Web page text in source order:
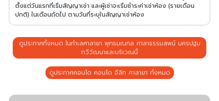
ตั้งแต่วันแรกที่เริ่มสัญญาเช่า และผู้เช่าจะเริ่มชำระค่าเช่าห้อง (รายเดือน
ปกติ) ในเดือนถัดไป ตามวันที่ระบุในสัญญาเช่าห้อง
ดูประกาศทั้งหมด ในทำเลศาลายา พุทธมณฑล ศาลาธรรมสพน์ นครปฐม
ทวีวัฒนาและบริเวณนี้
ดูประกาศคอนโด คอนโด อีลิท ศาลายา ทั้งหมด